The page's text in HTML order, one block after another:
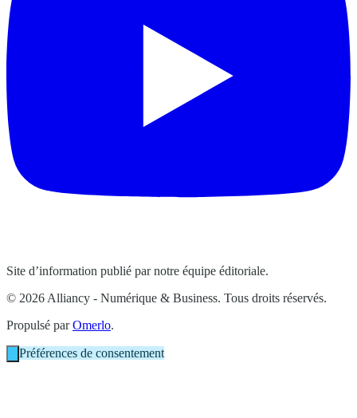
Site d’information publié par notre équipe éditoriale.
© 2026 Alliancy - Numérique & Business. Tous droits réservés.
Propulsé parOmerlo.
Préférences de consentement